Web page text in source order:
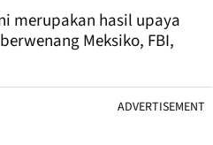
merupakan hasil upaya
Meksiko, FBI,
ADVERTISEMENT